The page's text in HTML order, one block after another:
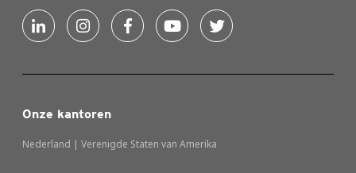
Onze kantoren
Nederland | Verenigde Staten van Amerika